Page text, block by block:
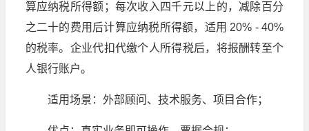
算应纳税所得额；每次收入四千元以上的，减除百分
之二十的费用后计算应纳税所得额，适用 20% - 40%
的税率。企业代扣代缴个人所得税后，将报酬转至个
人银行账户。
适用场景：外部顾问、技术服务、项目合作；